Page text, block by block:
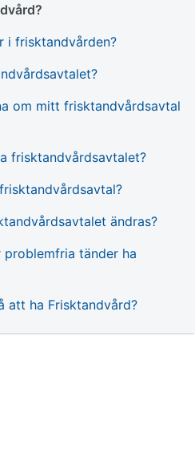
i frisktandvården?
om mitt frisktandvårdsavtal
frisktandvårdsavtalet?
ändras?
tänder ha
att ha Frisktandvård?